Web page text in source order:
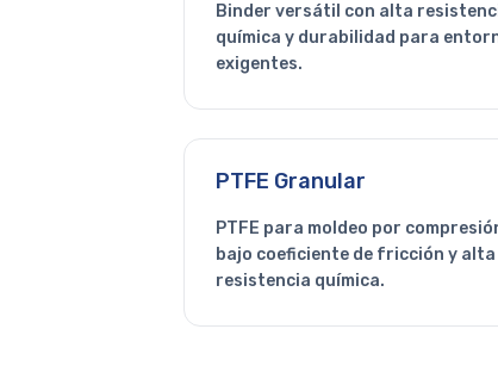
Binder versátil con alta
química y durabilidad para
exigentes.
PTFE Granular
PTFE para moldeo por
bajo coeficiente de fricción y alta
resistencia química.